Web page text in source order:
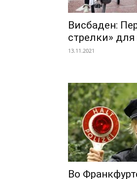
Висбаден:
стрелки»
13.11.2021
Во